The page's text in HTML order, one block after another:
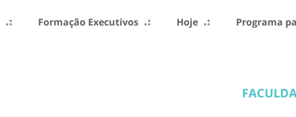
Formação Executivos Hoje Programa